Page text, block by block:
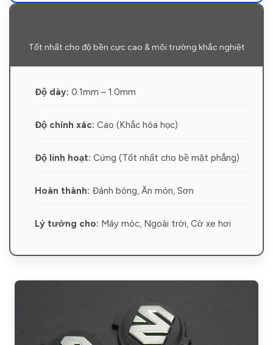
Tốt nhất cho độ bền cực cao & môi trường khắc nghiệt
Độ dày: 0.1mm – 1.0mm
Độ chính xác: Cao (Khắc hóa học)
Độ linh hoạt: Cứng (Tốt nhất cho bề mặt phẳng)
Hoàn thành: Đánh bóng, Ăn mòn, Sơn
Lý tưởng cho: Máy móc, Ngoài trời, Cờ xe hơi